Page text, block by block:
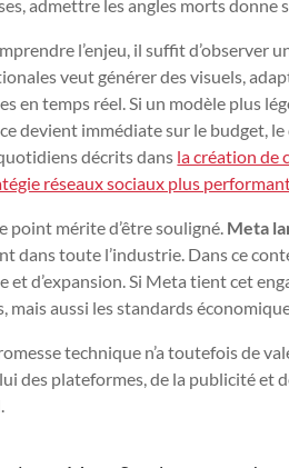
admettre les angles morts
l’enjeu, il suffit d’observer
veut générer des visuels,
en temps réel. Si un modèle plus
devient immédiate sur le budget, le
décrits dans la création de
réseaux sociaux plus
point mérite d’être souligné. Meta
dans toute l’industrie. Dans ce
et d’expansion. Si Meta tient cet
mais aussi les standards
technique n’a toutefois de
des plateformes, de la publicité et